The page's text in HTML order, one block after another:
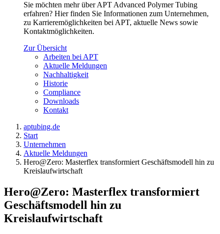
Sie möchten mehr über APT Advanced Polymer Tubing
erfahren? Hier finden Sie Informationen zum Unternehmen,
zu Karrieremöglichkeiten bei APT, aktuelle News sowie
Kontaktmöglichkeiten.
Zur Übersicht
Arbeiten bei APT
Aktuelle Meldungen
Nachhaltigkeit
Historie
Compliance
Downloads
Kontakt
aptubing.de
Start
Unternehmen
Aktuelle Meldungen
Hero@Zero: Masterflex transformiert Geschäftsmodell hin zu
Kreislaufwirtschaft
Hero@Zero: Masterflex transformiert
Geschäftsmodell hin zu
Kreislaufwirtschaft